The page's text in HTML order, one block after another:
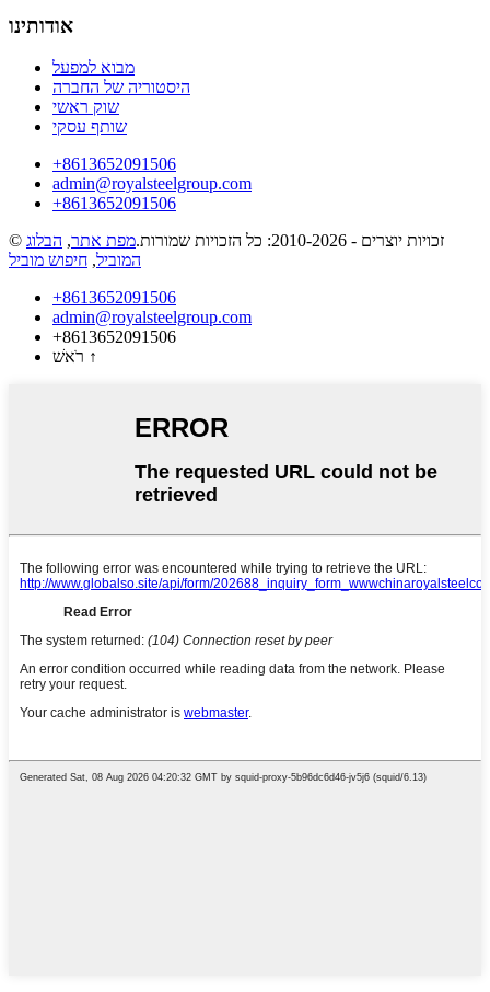
אודותינו
מבוא למפעל
היסטוריה של החברה
שוק ראשי
שותף עסקי
‎+8613652091506
admin@royalsteelgroup.com
‎+8613652091506
© זכויות יוצרים - 2010-2026: כל הזכויות שמורות.
מפת אתר, הבלוג
המוביל, חיפוש מוביל
‎+8613652091506
admin@royalsteelgroup.com
‎+8613652091506
רֹאשׁ ↑